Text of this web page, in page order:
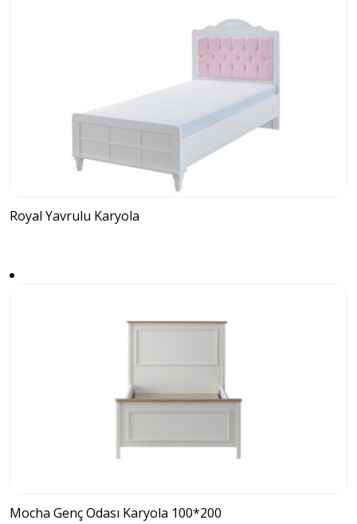
Royal Yavrulu Karyola
Mocha Genç Odası Karyola 100*200